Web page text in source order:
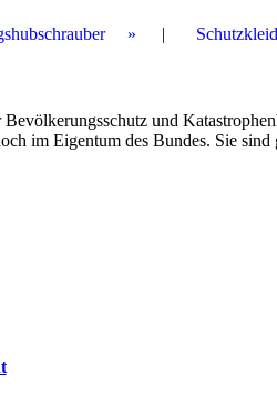
Bevölkerungsschutz und
im Eigentum des Bundes. Sie sind